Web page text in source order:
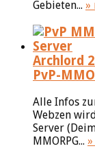
Gebieten... »
Archlord
PvP-
Alle Infos
Webzen
Server
MMORPG...